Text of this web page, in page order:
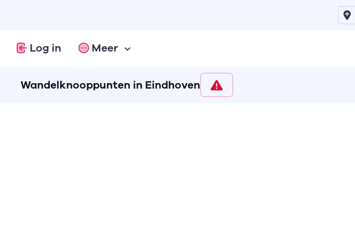
Log in Meer
Wandelknooppunten in Eindhoven